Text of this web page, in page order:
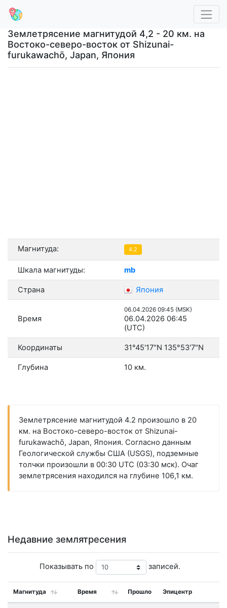
Землетрясение магнитудой 4,2 - 20 км. на
Востоко-северо-восток от Shizunai-
furukawachō, Japan, Япония
Магнитуда: 4.2
Шкала магнитуды: mb
Страна Япония
Время
06.04.2026 09:45 (MSK)
06.04.2026 06:45
(UTC)
Координаты 31°45'17"N 135°53'7"N
Глубина 10 км.
Землетрясение магнитудой 4.2 произошло в 20
км. на Востоко-северо-восток от Shizunai-
furukawachō, Japan, Япония. Согласно данным
Геологической службы США (USGS), подземные
толчки произошли в 00:30 UTC (03:30 мск). Очаг
землетрясения находился на глубине 106,1 км.
Недавние землятресения
Показывать по записей.
Магнитуда Время Прошло Эпицентр